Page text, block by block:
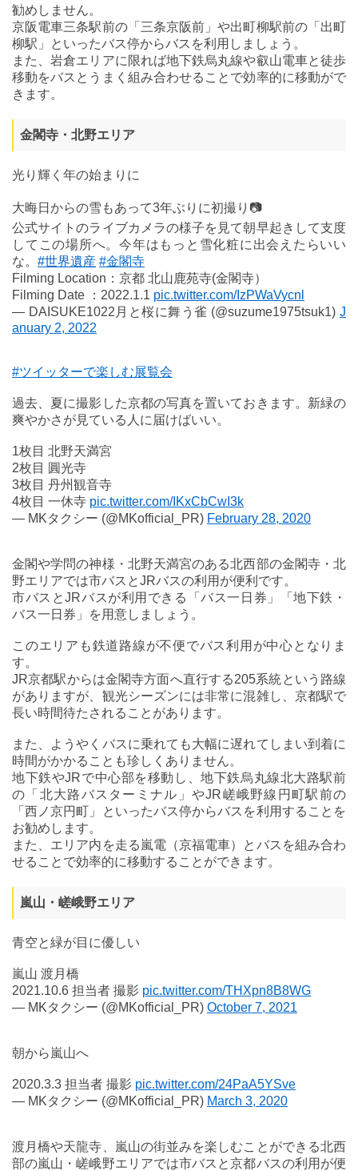
勧めしません。
京阪電車三条駅前の「三条京阪前」や出町柳駅前の「出町
柳駅」といったバス停からバスを利用しましょう。
また、岩倉エリアに限れば地下鉄烏丸線や叡山電車と徒歩
移動をバスとうまく組み合わせることで効率的に移動がで
きます。
金閣寺・北野エリア
光り輝く年の始まりに
大晦日からの雪もあって3年ぶりに初撮り📷
公式サイトのライブカメラの様子を見て朝早起きして支度
してこの場所へ。今年はもっと雪化粧に出会えたらいい
な。 #世界遺産 #金閣寺
Filming Location：京都 北山鹿苑寺(金閣寺）
Filming Date ：2022.1.1 pic.twitter.com/IzPWaVycnl
— DAISUKE1022月と桜に舞う雀 (@suzume1975tsuk1) J
anuary 2, 2022
#ツイッターで楽しむ展覧会
過去、夏に撮影した京都の写真を置いておきます。新緑の
爽やかさが見ている人に届けばいい。
1枚目 北野天満宮
2枚目 圓光寺
3枚目 丹州観音寺
4枚目 一休寺 pic.twitter.com/IKxCbCwI3k
— MKタクシー (@MKofficial_PR) February 28, 2020
金閣や学問の神様・北野天満宮のある北西部の金閣寺・北
野エリアでは市バスとJRバスの利用が便利です。
市バスとJRバスが利用できる「バス一日券」「地下鉄・
バス一日券」を用意しましょう。
このエリアも鉄道路線が不便でバス利用が中心となりま
す。
JR京都駅からは金閣寺方面へ直行する205系統という路線
がありますが、観光シーズンには非常に混雑し、京都駅で
長い時間待たされることがあります。
また、ようやくバスに乗れても大幅に遅れてしまい到着に
時間がかかることも珍しくありません。
地下鉄やJRで中心部を移動し、地下鉄烏丸線北大路駅前
の「北大路バスターミナル」やJR嵯峨野線円町駅前の
「西ノ京円町」といったバス停からバスを利用することを
お勧めします。
また、エリア内を走る嵐電（京福電車）とバスを組み合わ
せることで効率的に移動することができます。
嵐山・嵯峨野エリア
青空と緑が目に優しい
嵐山 渡月橋
2021.10.6 担当者 撮影 pic.twitter.com/THXpn8B8WG
— MKタクシー (@MKofficial_PR) October 7, 2021
朝から嵐山へ
2020.3.3 担当者 撮影 pic.twitter.com/24PaA5YSve
— MKタクシー (@MKofficial_PR) March 3, 2020
渡月橋や天龍寺、嵐山の街並みを楽しむことができる北西
部の嵐山・嵯峨野エリアでは市バスと京都バスの利用が便